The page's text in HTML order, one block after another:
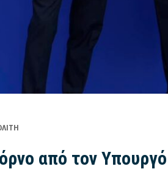
από τον